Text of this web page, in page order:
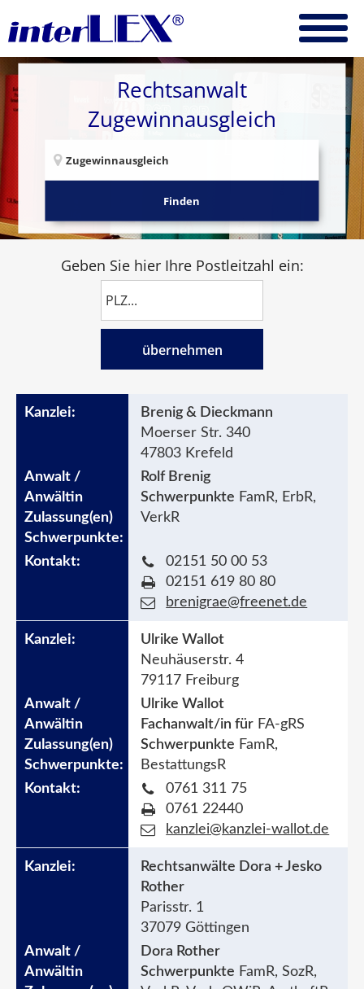
Rechtsanwalt
Zugewinnausgleich
Finden
Geben Sie hier Ihre Postleitzahl ein:
übernehmen
Brenig & Dieckmann
Moerser Str. 340
47803 Krefeld
Rolf Brenig
Schwerpunkte FamR, ErbR,
VerkR
02151 50 00 53
02151 619 80 80
brenigrae@freenet.de
Ulrike Wallot
Neuhäuserstr. 4
79117 Freiburg
Ulrike Wallot
Fachanwalt/in für FA-gRS
Schwerpunkte FamR,
BestattungsR
0761 311 75
0761 22440
kanzlei@kanzlei-wallot.de
Rechtsanwälte Dora + Jesko
Rother
Parisstr. 1
37079 Göttingen
Dora Rother
Schwerpunkte FamR, SozR,